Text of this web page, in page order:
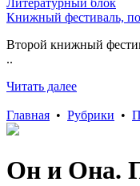
Литературный блок
Книжный фестиваль,
Второй книжный
..
Читать далее
Главная • Рубрики •
Он и Она.